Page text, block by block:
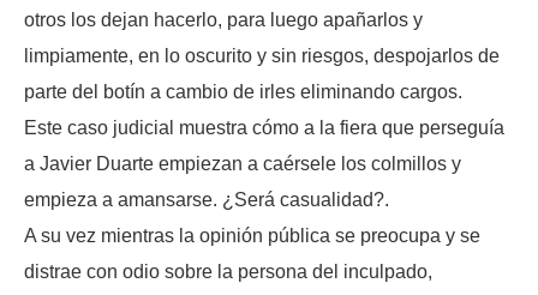
otros los dejan hacerlo, para luego apañarlos y
limpiamente, en lo oscurito y sin riesgos, despojarlos de
parte del botín a cambio de irles eliminando cargos.
Este caso judicial muestra cómo a la fiera que perseguía
a Javier Duarte empiezan a caérsele los colmillos y
empieza a amansarse. ¿Será casualidad?.
A su vez mientras la opinión pública se preocupa y se
distrae con odio sobre la persona del inculpado,